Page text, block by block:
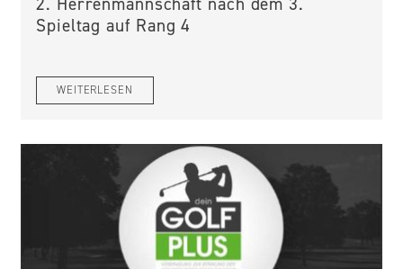
Spieltag auf Rang 4
WEITERLESEN